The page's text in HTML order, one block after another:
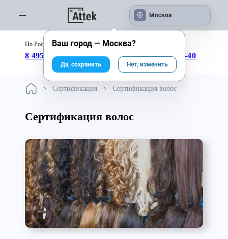
Москва
По России бесплатно:
8 495 246-04-43 8 800 333-25-40
Сертификация Сертификация волос
Сертификация волос
Ваш город — Москва?
Да, сохранить Нет, изменить